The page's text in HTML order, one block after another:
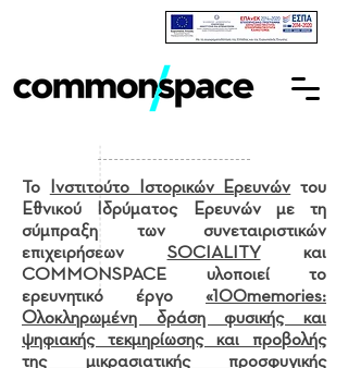
Το Ινστιτούτο Ιστορικών Ερευνών του
Εθνικού Ιδρύματος Ερευνών με τη
σύμπραξη των συνεταιριστικών
επιχειρήσεων SOCIALITYκαι
COMMONSPACE υλοποιεί το
ερευνητικό έργο «100memories:
Ολοκληρωμένη δράση φυσικής και
ψηφιακής τεκμηρίωσης και προβολής
της μικρασιατικής προσφυγικής